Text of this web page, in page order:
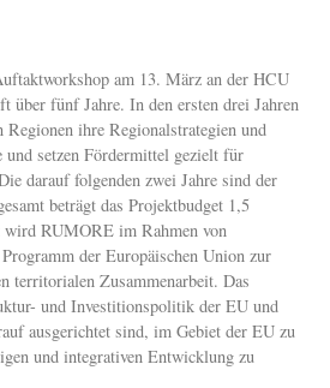
am 13. März an der HCU
über fünf Jahre. In den ersten drei Jahren
Regionen ihre Regionalstrategien und
und setzen Fördermittel gezielt für
darauf folgenden zwei Jahre sind der
beträgt das Projektbudget 1,5
RUMORE im Rahmen von
der Europäischen Union zur
territorialen Zusammenarbeit. Das
und Investitionspolitik der EU und
ausgerichtet sind, im Gebiet der EU zu
und integrativen Entwicklung zu